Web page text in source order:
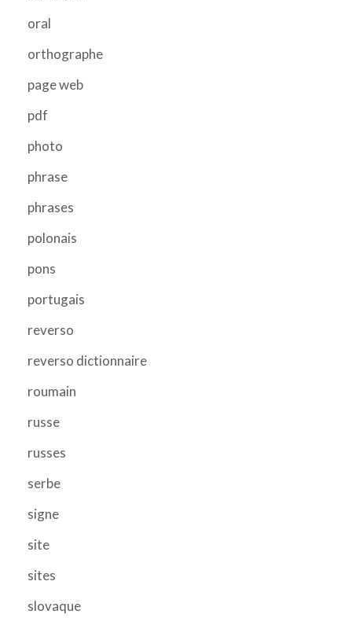
oral
orthographe
page web
pdf
photo
phrase
phrases
polonais
pons
portugais
reverso
reverso dictionnaire
roumain
russe
russes
serbe
signe
site
sites
slovaque